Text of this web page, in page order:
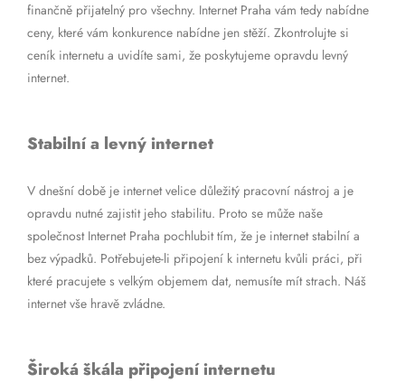
finančně přijatelný pro všechny. Internet Praha vám tedy nabídne
ceny, které vám konkurence nabídne jen stěží. Zkontrolujte si
ceník internetu a uvidíte sami, že poskytujeme opravdu levný
internet.
Stabilní a levný internet
V dnešní době je internet velice důležitý pracovní nástroj a je
opravdu nutné zajistit jeho stabilitu. Proto se může naše
společnost Internet Praha pochlubit tím, že je internet stabilní a
bez výpadků. Potřebujete-li připojení k internetu kvůli práci, při
které pracujete s velkým objemem dat, nemusíte mít strach. Náš
internet vše hravě zvládne.
Široká škála připojení internetu